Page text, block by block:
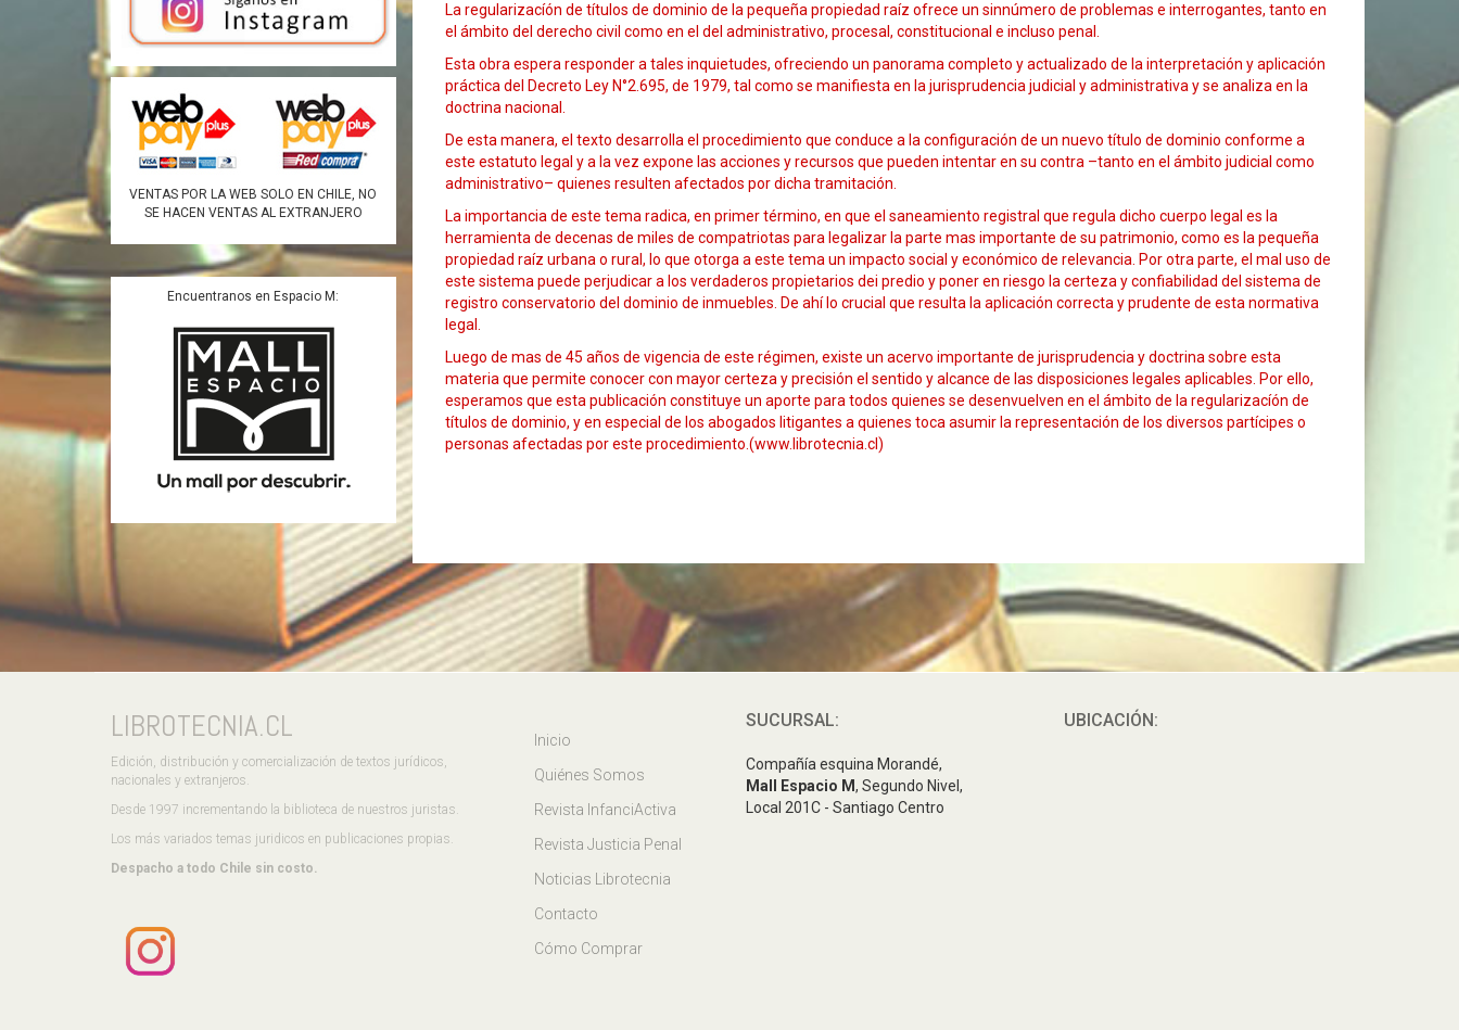
VENTAS POR LA WEB SOLO EN CHILE, NO
SE HACEN VENTAS AL EXTRANJERO
Encuentranos en Espacio M:
La regularizacíón de títulos de dominio de la pequeña propiedad raíz ofrece un sinnúmero de problemas e interrogantes, tanto en
el ámbito del derecho civil como en el del administrativo, procesal, constitucional e incluso penal.
Esta obra espera responder a tales inquietudes, ofreciendo un panorama completo y actualizado de la interpretación y aplicación
práctica del Decreto Ley N°2.695, de 1979, tal como se manifiesta en la jurisprudencia judicial y administrativa y se analiza en la
doctrina nacional.
De esta manera, el texto desarrolla el procedimiento que conduce a la configuración de un nuevo título de dominio conforme a
este estatuto legal y a la vez expone las acciones y recursos que pueden intentar en su contra –tanto en el ámbito judicial como
administrativo– quienes resulten afectados por dicha tramitación.
La importancia de este tema radica, en primer término, en que el saneamiento registral que regula dicho cuerpo legal es la
herramienta de decenas de miles de compatriotas para legalizar la parte mas importante de su patrimonio, como es la pequeña
propiedad raíz urbana o rural, lo que otorga a este tema un impacto social y económico de relevancia. Por otra parte, el mal uso de
este sistema puede perjudicar a los verdaderos propietarios dei predio y poner en riesgo la certeza y confiabilidad del sistema de
registro conservatorio del dominio de inmuebles. De ahí lo crucial que resulta la aplicación correcta y prudente de esta normativa
legal.
Luego de mas de 45 años de vigencia de este régimen, existe un acervo importante de jurisprudencia y doctrina sobre esta
materia que permite conocer con mayor certeza y precisión el sentido y alcance de las disposiciones legales aplicables. Por ello,
esperamos que esta publicación constituye un aporte para todos quienes se desenvuelven en el ámbito de la regularizacíón de
títulos de dominio, y en especial de los abogados litigantes a quienes toca asumir la representación de los diversos partícipes o
personas afectadas por este procedimiento.(www.librotecnia.cl)
LIBROTECNIA.CL
Edición, distribución y comercialización de textos jurídicos,
nacionales y extranjeros.
Desde 1997 incrementando la biblioteca de nuestros juristas.
Los más variados temas juridicos en publicaciones propias.
Despacho a todo Chile sin costo.
Inicio
Quiénes Somos
Revista InfanciActiva
Revista Justicia Penal
Noticias Librotecnia
Contacto
Cómo Comprar
SUCURSAL:
Compañía esquina Morandé,
Mall Espacio M, Segundo Nivel,
Local 201C - Santiago Centro
UBICACIÓN: